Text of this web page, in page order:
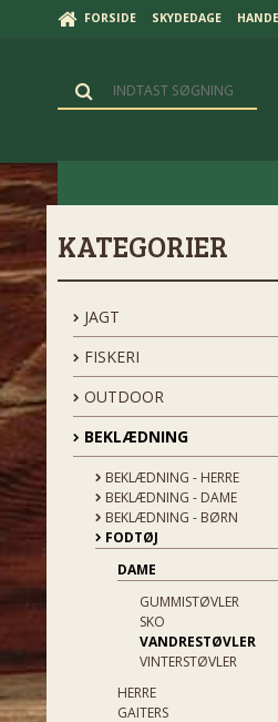
FORSIDE SKYDEDAGE
KATEGORIER
JAGT
FISKERI
OUTDOOR
BEKLÆDNING
BEKLÆDNING - HERRE
BEKLÆDNING - DAME
BEKLÆDNING - BØRN
FODTØJ
DAME
GUMMISTØVLER
SKO
VANDRESTØVLER
VINTERSTØVLER
HERRE
GAITERS